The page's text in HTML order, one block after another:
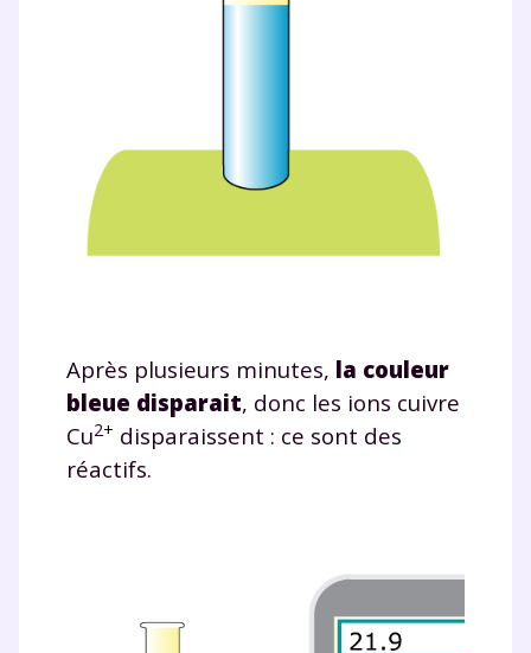
Après plusieurs minutes, la couleur
bleue disparait, donc les ions cuivre
Cu2+ disparaissent : ce sont des
réactifs.